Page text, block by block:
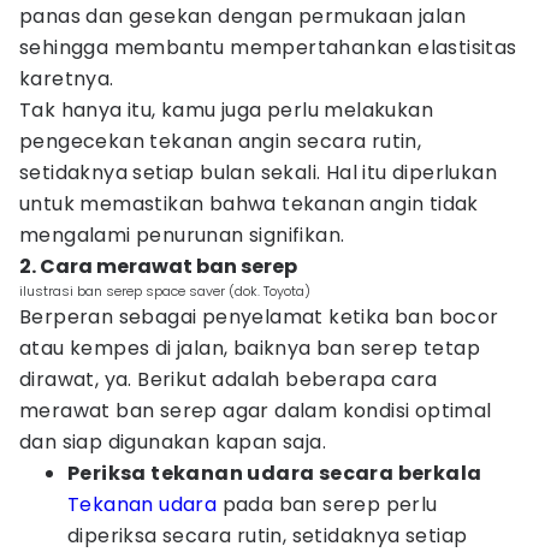
panas dan gesekan dengan permukaan jalan
sehingga membantu mempertahankan elastisitas
karetnya.
Tak hanya itu, kamu juga perlu melakukan
pengecekan tekanan angin secara rutin,
setidaknya setiap bulan sekali. Hal itu diperlukan
untuk memastikan bahwa tekanan angin tidak
mengalami penurunan signifikan.
2. Cara merawat ban serep
ilustrasi ban serep space saver (dok. Toyota)
Berperan sebagai penyelamat ketika ban bocor
atau kempes di jalan, baiknya ban serep tetap
dirawat, ya. Berikut adalah beberapa cara
merawat ban serep agar dalam kondisi optimal
dan siap digunakan kapan saja.
Periksa tekanan udara secara berkala
Tekanan udara pada ban serep perlu
diperiksa secara rutin, setidaknya setiap